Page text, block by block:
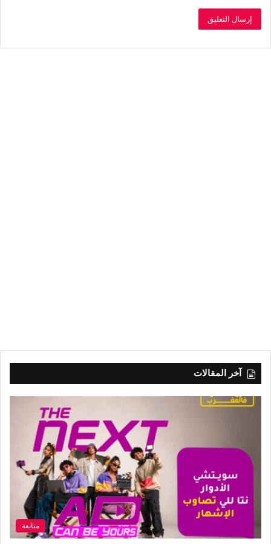
آخر المقالات
متابعة